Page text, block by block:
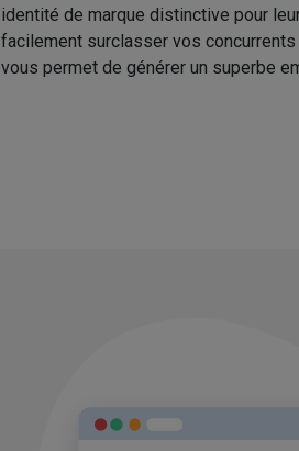
identité de marque distinctive pour
facilement surclasser vos concurrents
vous permet de générer un superbe